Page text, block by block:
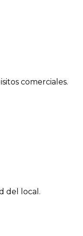
comerciales.
del local.